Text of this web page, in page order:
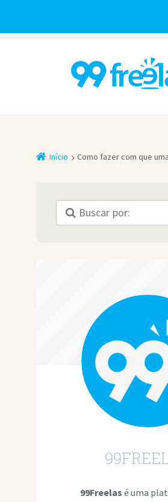
Início Como fazer com que
99Freelas é uma